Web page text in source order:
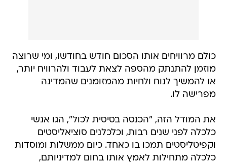
כולם מרוויחים אותו הסכום חודש בחודשו, ומי שרוצה
מוזמן להתנתק מהספה לצאת לעבוד ולהרוויח יותר,
או להמשיך לנוח ולחיות מהמזומנים שהמדינה
מפרישה לו.
את המודל הזה, "הכנסה בסיסית לכול", הגו אנשי
כלכלה לפני שנים רבות, וכלכלנים סוציאליסטים
וקפיטליסטים תמכו בו כאחד. כיום ממשלות ומוסדות
כלכלה מתחילות לאמץ אותו בחום למדיניותם,